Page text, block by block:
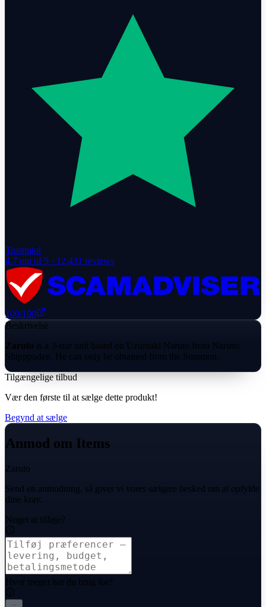
Trustpilot
4.7 out of 5 · 12,431 reviews
100/100
Beskrivelse
Zaruto is a 3-star unit based on Uzumaki Naruto from Naruto:
Shipppuden. He can only be obtained from the Summon.
Tilgængelige tilbud
Vær den første til at sælge dette produkt!
Begynd at sælge
Anmod om Items
Zaruto
Send en anmodning, så giver vi vores sælgere besked om at opfylde
dine krav.
Noget at tilføje?
Hvor meget har du brug for?